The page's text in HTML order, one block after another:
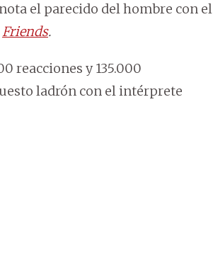
el parecido del hombre con el
Friends.
reacciones y 135.000
ladrón con el intérprete